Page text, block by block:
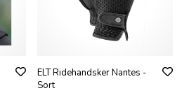
ELT Ridehandsker Nantes -
Sort